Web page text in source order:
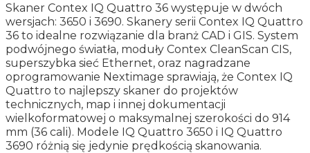
Skaner Contex IQ Quattro 36 występuje w dwóch
wersjach: 3650 i 3690. Skanery serii Contex IQ Quattro
36 to idealne rozwiązanie dla branż CAD i GIS. System
podwójnego światła, moduły Contex CleanScan CIS,
superszybka sieć Ethernet, oraz nagradzane
oprogramowanie Nextimage sprawiają, że Contex IQ
Quattro to najlepszy skaner do projektów
technicznych, map i innej dokumentacji
wielkoformatowej o maksymalnej szerokości do 914
mm (36 cali). Modele IQ Quattro 3650 i IQ Quattro
3690 różnią się jedynie prędkością skanowania.